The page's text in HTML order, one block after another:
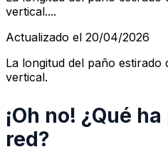
vertical....
Actualizado el 20/04/2026
La longitud del paño estirado
vertical.
¡Oh no! ¿Qué
red?